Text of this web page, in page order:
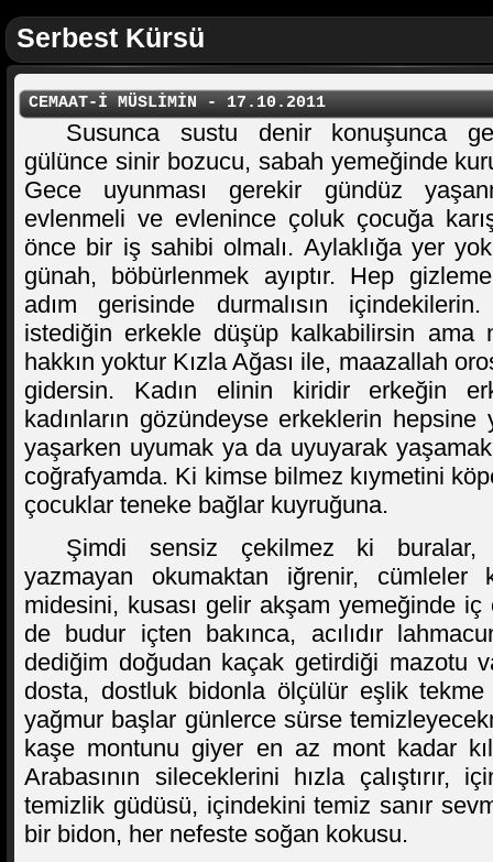
Serbest Kürsü
CEMAAT-İ MÜSLİMİN - 17.10.2011
Susunca sustu denir konuşunca
gülünce sinir bozucu, sabah yemeğinde
Gece uyunması gerekir gündüz
evlenmeli ve evlenince çoluk çocuğa
önce bir iş sahibi olmalı. Aylaklığa yer
günah, böbürlenmek ayıptır. Hep
adım gerisinde durmalısın
istediğin erkekle düşüp kalkabilirsin ama
hakkın yoktur Kızla Ağası ile, maazallah
gidersin. Kadın elinin kiridir erkeğin
kadınların gözündeyse erkeklerin hepsine
yaşarken uyumak ya da uyuyarak
coğrafyamda. Ki kimse bilmez kıymetini
çocuklar teneke bağlar kuyruğuna.
Şimdi sensiz çekilmez ki buralar,
yazmayan okumaktan iğrenir, cümleler
midesini, kusası gelir akşam yemeğinde
de budur içten bakınca, acılıdır
dediğim doğudan kaçak getirdiği mazotu
dosta, dostluk bidonla ölçülür eşlik
yağmur başlar günlerce sürse
kaşe montunu giyer en az mont kadar
Arabasının sileceklerini hızla çalıştırır,
temizlik güdüsü, içindekini temiz sanır
bir bidon, her nefeste soğan kokusu.